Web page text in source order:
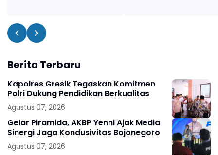
Berita Terbaru
Kapolres Gresik Tegaskan Komitmen
Polri Dukung Pendidikan Berkualitas
Agustus 07, 2026
Gelar Piramida, AKBP Yenni Ajak Media
Sinergi Jaga Kondusivitas Bojonegoro
Agustus 07, 2026